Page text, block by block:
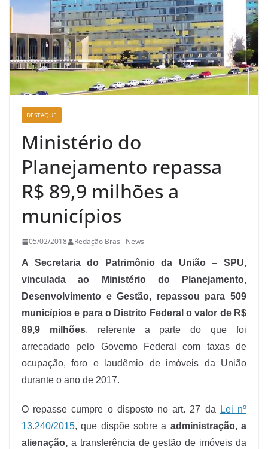
DESTAQUE
Ministério do
Planejamento repassa
R$ 89,9 milhões a
municípios
05/02/2018 Redação Brasil News
A Secretaria do Patrimônio da União – SPU,
vinculada ao Ministério do Planejamento,
Desenvolvimento e Gestão, repassou para 509
municípios e para o Distrito Federal o valor de R$
89,9 milhões, referente a parte do que foi
arrecadado pelo Governo Federal com taxas de
ocupação, foro e laudêmio de imóveis da União
durante o ano de 2017.
O repasse cumpre o disposto no art. 27 da
Lei nº
13.240/2015, que dispõe sobre a administração, a
alienação, a transferência de gestão de imóveis da